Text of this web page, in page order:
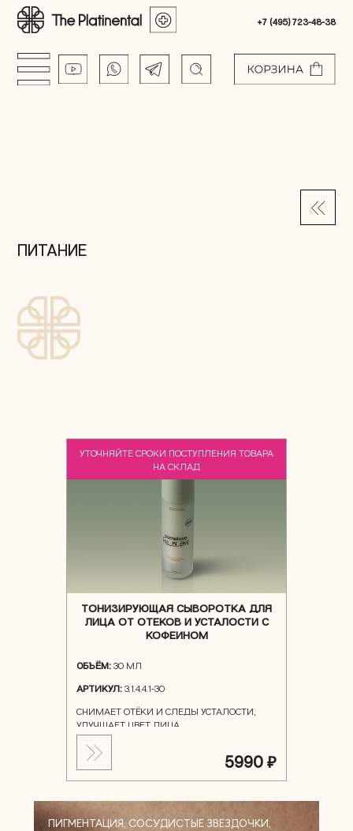
+7 (495) 723-48-38
ПИТАНИЕ
NEW
УТОЧНЯЙТЕ СРОКИ ПОСТУПЛЕНИЯ ТОВАРА
НА СКЛАД
ТОНИЗИРУЮЩАЯ СЫВОРОТКА ДЛЯ
ЛИЦА ОТ ОТЕКОВ И УСТАЛОСТИ С
КОФЕИНОМ
ОБЪЁМ: 30 МЛ
АРТИКУЛ: 3.1.4.4.1-30
СНИМАЕТ ОТЁКИ И СЛЕДЫ УСТАЛОСТИ,
УЛУЧШАЕТ ЦВЕТ ЛИЦА
5990 ₽
ПИГМЕНТАЦИЯ, СОСУДИСТЫЕ ЗВЕЗДОЧКИ,